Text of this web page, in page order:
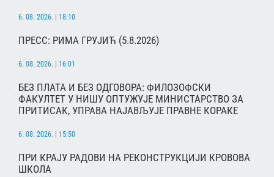
6. 08. 2026. | 18:10
ПРЕСС: РИМА ГРУЈИЋ (5.8.2026)
6. 08. 2026. | 16:01
БЕЗ ПЛАТА И БЕЗ ОДГОВОРА: ФИЛОЗОФСКИ
ФАКУЛТЕТ У НИШУ ОПТУЖУЈЕ МИНИСТАРСТВО ЗА
ПРИТИСАК, УПРАВА НАЈАВЉУЈЕ ПРАВНЕ КОРАКЕ
6. 08. 2026. | 15:50
ПРИ КРАЈУ РАДОВИ НА РЕКОНСТРУКЦИЈИ КРОВОВА
ШКОЛА